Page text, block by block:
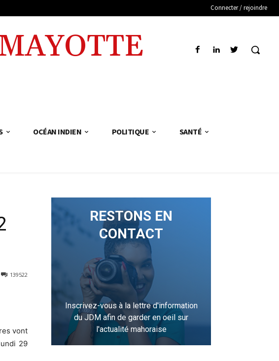
Connecter / rejoindre
OCÉAN INDIEN POLITIQUE SANTÉ
139522
vont
29
RESTONS EN
CONTACT
Inscrivez-vous à la lettre d'information
du JDM afin de garder en oeil sur
l'actualité mahoraise